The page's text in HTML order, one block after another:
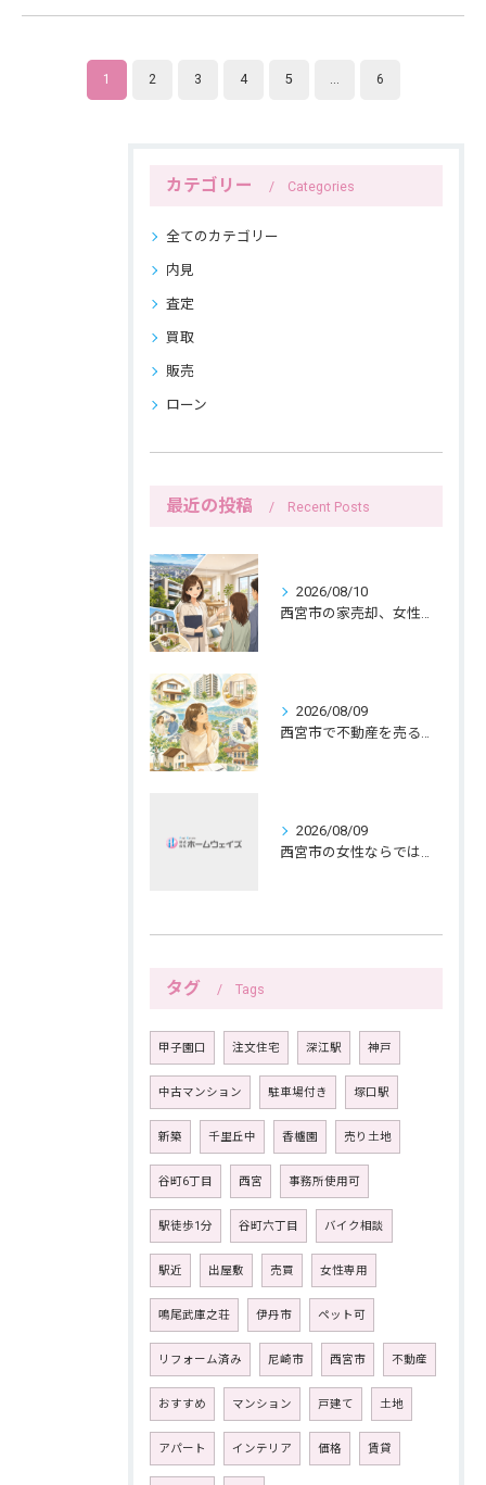
1 2 3 4 5 ... 6
カテゴリー Categories
全てのカテゴリー
内見
査定
買取
販売
ローン
最近の投稿 Recent Posts
2026/08/10
西宮市の家売却、女性ならではの内覧見せ方のポイント
2026/08/09
西宮市で不動産を売る前の名義確認と女性目線
2026/08/09
西宮市の女性ならではの持ち家売却、共有名義と公開範囲
タグ Tags
甲子園口 注文住宅 深江駅 神戸
中古マンション 駐車場付き 塚口駅
新築 千里丘中 香櫨園 売り土地
谷町6丁目 西宮 事務所使用可
駅徒歩1分 谷町六丁目 バイク相談
駅近 出屋敷 売買 女性専用
鳴尾武庫之荘 伊丹市 ペット可
リフォーム済み 尼崎市 西宮市 不動産
おすすめ マンション 戸建て 土地
アパート インテリア 価格 賃貸